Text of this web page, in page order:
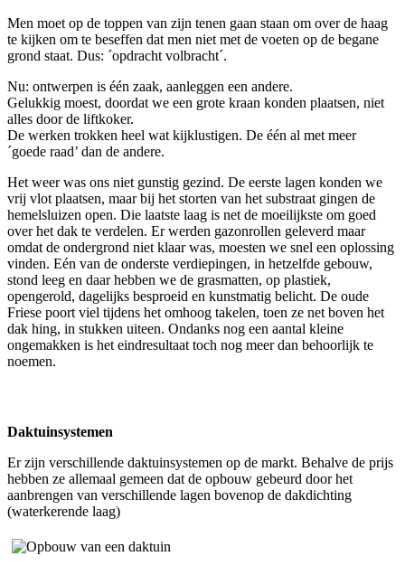
Men moet op de toppen van zijn tenen gaan staan om over de haag
te kijken om te beseffen dat men niet met de voeten op de begane
grond staat. Dus: ´opdracht volbracht´.
Nu: ontwerpen is één zaak, aanleggen een andere.
Gelukkig moest, doordat we een grote kraan konden plaatsen, niet
alles door de liftkoker.
De werken trokken heel wat kijklustigen. De één al met meer
´goede raad’ dan de andere.
Het weer was ons niet gunstig gezind. De eerste lagen konden we
vrij vlot plaatsen, maar bij het storten van het substraat gingen de
hemelsluizen open. Die laatste laag is net de moeilijkste om goed
over het dak te verdelen. Er werden gazonrollen geleverd maar
omdat de ondergrond niet klaar was, moesten we snel een oplossing
vinden. Eén van de onderste verdiepingen, in hetzelfde gebouw,
stond leeg en daar hebben we de grasmatten, op plastiek,
opengerold, dagelijks besproeid en kunstmatig belicht. De oude
Friese poort viel tijdens het omhoog takelen, toen ze net boven het
dak hing, in stukken uiteen. Ondanks nog een aantal kleine
ongemakken is het eindresultaat toch nog meer dan behoorlijk te
noemen.
Daktuinsystemen
Er zijn verschillende daktuinsystemen op de markt. Behalve de prijs
hebben ze allemaal gemeen dat de opbouw gebeurd door het
aanbrengen van verschillende lagen bovenop de dakdichting
(waterkerende laag)